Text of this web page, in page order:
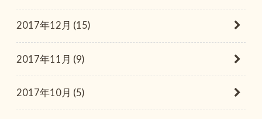
2017年12月 (15)
2017年11月 (9)
2017年10月 (5)